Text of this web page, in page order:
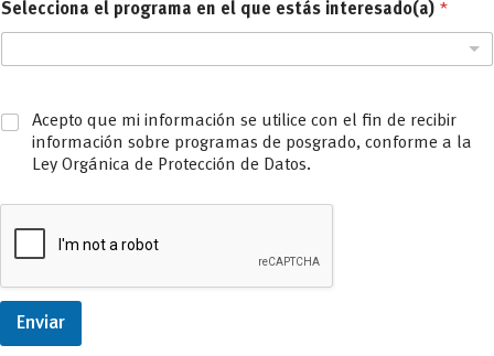
Selecciona el programa en el que estás interesado(a) *
Acepto que mi información se utilice con el fin de recibir
información sobre programas de posgrado, conforme a la
Ley Orgánica de Protección de Datos.
Enviar